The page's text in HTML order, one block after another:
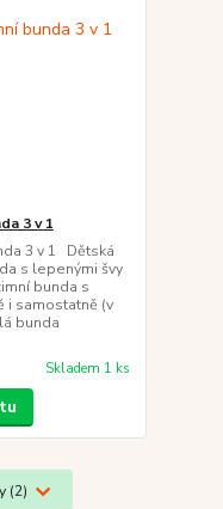
3 v 1
3 v 1 Dětská
s lepenými švy
bunda s
i samostatně (v
bunda
Skladem 1 ks
(2)